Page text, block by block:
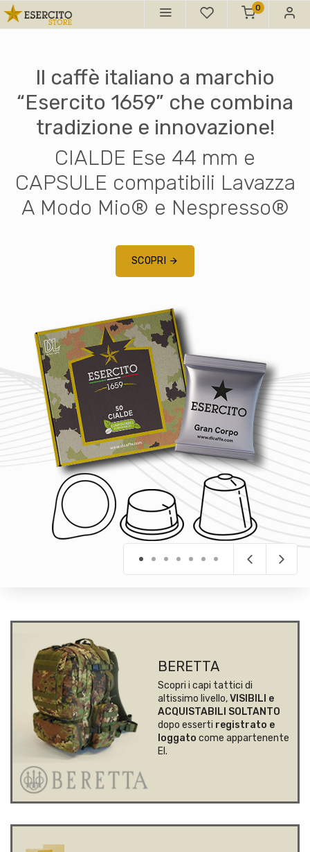
0
Fabbrica d'armi Beretta:
Linea di prodotti
ACQUISTABILE SOLTANTO
dopo essersi registrati e
loggati come appartenenti EI.
BERETTA
Scopri i capi tattici di
altissimo livello,VISIBILI e
ACQUISTABILI SOLTANTO
dopo esserti registrato e
loggato come appartenente
EI.